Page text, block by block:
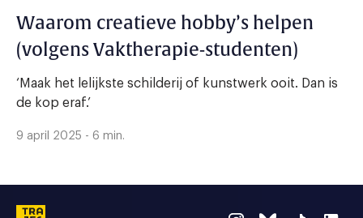
Waarom creatieve hobby’s helpen
(volgens Vaktherapie-studenten)
‘Maak het lelijkste schilderij of kunstwerk ooit. Dan is
de kop eraf.’
9 april 2025 - 6 min.